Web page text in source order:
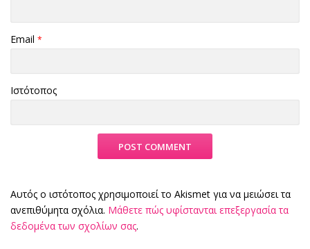
Email *
Ιστότοπος
Αυτός ο ιστότοπος χρησιμοποιεί το Akismet για να μειώσει τα
ανεπιθύμητα σχόλια. Μάθετε πώς υφίστανται επεξεργασία τα
δεδομένα των σχολίων σας.